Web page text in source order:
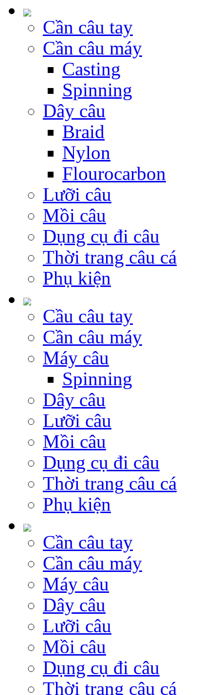
Cần câu tay
Cần câu máy
Casting
Spinning
Dây câu
Braid
Nylon
Flourocarbon
Lưỡi câu
Mồi câu
Dụng cụ đi câu
Thời trang câu cá
Phụ kiện
Cầu câu tay
Cần câu máy
Máy câu
Spinning
Dây câu
Lưỡi câu
Mồi câu
Dụng cụ đi câu
Thời trang câu cá
Phụ kiện
Cần câu tay
Cần câu máy
Máy câu
Dây câu
Lưỡi câu
Mồi câu
Dụng cụ đi câu
Thời trang câu cá